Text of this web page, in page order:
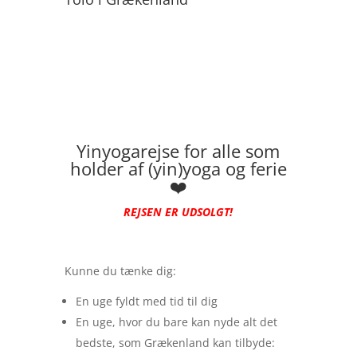
Yinyogarejse for alle som
holder af (yin)yoga og ferie
❤️
REJSEN ER UDSOLGT!
Kunne du tænke dig:
En uge fyldt med tid til dig
En uge, hvor du bare kan nyde alt det
bedste, som Grækenland kan tilbyde: